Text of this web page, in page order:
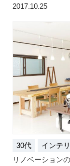
2017.10.25
30代 インテ
リノベーション